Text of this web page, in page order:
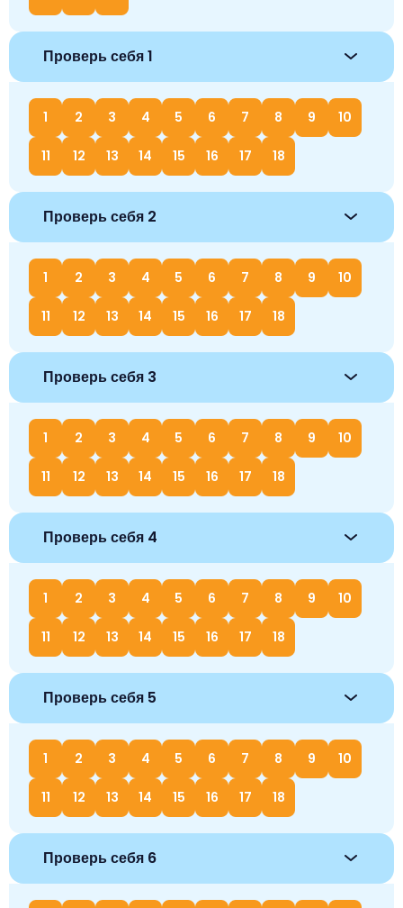
Проверь себя 1
1 2 3 4 5 6 7 8 9 10
11 12 13 14 15 16 17 18
Проверь себя 2
1 2 3 4 5 6 7 8 9 10
11 12 13 14 15 16 17 18
Проверь себя 3
1 2 3 4 5 6 7 8 9 10
11 12 13 14 15 16 17 18
Проверь себя 4
1 2 3 4 5 6 7 8 9 10
11 12 13 14 15 16 17 18
Проверь себя 5
1 2 3 4 5 6 7 8 9 10
11 12 13 14 15 16 17 18
Проверь себя 6